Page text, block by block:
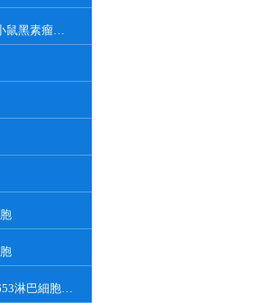
Clone M-3（小鼠黑素瘤細胞）
P3-X63-AG8.653淋巴細胞小鼠骨髓瘤細胞